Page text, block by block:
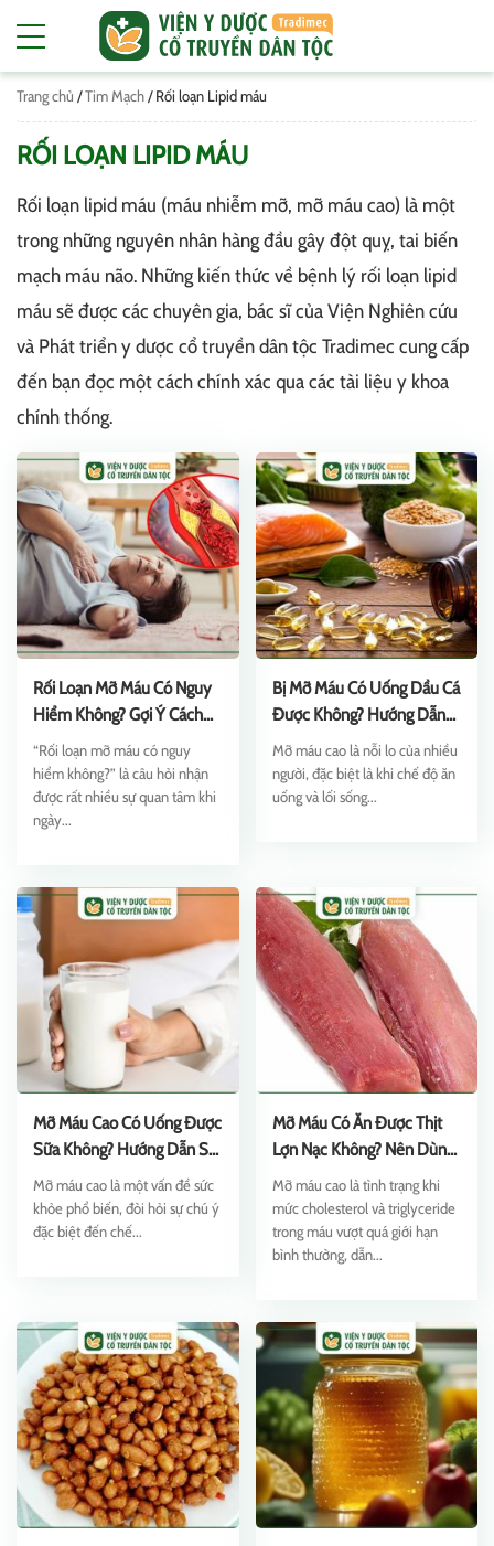
Trang chủ /Tim Mạch/Rối loạn Lipid máu
RỐI LOẠN LIPID MÁU
Rối loạn lipid máu (máu nhiễm mỡ, mỡ máu cao) là một
trong những nguyên nhân hàng đầu gây đột quỵ, tai biến
mạch máu não. Những kiến thức về bệnh lý rối loạn lipid
máu sẽ được các chuyên gia, bác sĩ của Viện Nghiên cứu
và Phát triển y dược cổ truyền dân tộc Tradimec cung cấp
đến bạn đọc một cách chính xác qua các tài liệu y khoa
chính thống.
Rối Loạn Mỡ Máu Có Nguy
Hiểm Không? Gợi Ý Cách
Phòng Ngừa
“Rối loạn mỡ máu có nguy
hiểm không?” là câu hỏi nhận
được rất nhiều sự quan tâm khi
ngày...
Bị Mỡ Máu Có Uống Dầu Cá
Được Không? Hướng Dẫn
Sử Dụng
Mỡ máu cao là nỗi lo của nhiều
người, đặc biệt là khi chế độ ăn
uống và lối sống...
Mỡ Máu Cao Có Uống Được
Sữa Không? Hướng Dẫn Sử
Dụng
Mỡ máu cao là một vấn đề sức
khỏe phổ biến, đòi hỏi sự chú ý
đặc biệt đến chế...
Mỡ Máu Có Ăn Được Thịt
Lợn Nạc Không? Nên Dùng
Thế Nào?
Mỡ máu cao là tình trạng khi
mức cholesterol và triglyceride
trong máu vượt quá giới hạn
bình thường, dẫn...